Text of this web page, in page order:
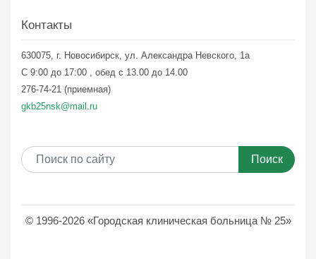
Контакты
630075, г. Новосибирск, ул. Александра Невского, 1а
С 9:00 до 17:00 , обед с 13.00 до 14.00
276-74-21 (приемная)
gkb25nsk@mail.ru
Поиск
© 1996-2026 «Городская клиническая больница № 25»